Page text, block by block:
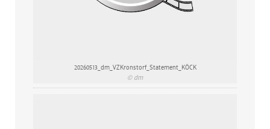
20260513_dm_VZKronstorf_Statement_KÖCK
© dm